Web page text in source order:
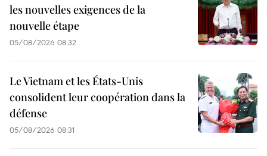
les nouvelles exigences de la
nouvelle étape
05/08/2026 08:32
Le Vietnam et les États-Unis
consolident leur coopération dans la
défense
05/08/2026 08:31